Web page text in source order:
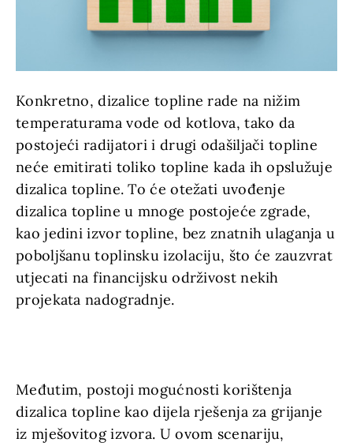
Konkretno, dizalice topline rade na nižim
temperaturama vode od kotlova, tako da
postojeći radijatori i drugi odašiljači topline
neće emitirati toliko topline kada ih opslužuje
dizalica topline. To će otežati uvođenje
dizalica topline u mnoge postojeće zgrade,
kao jedini izvor topline, bez znatnih ulaganja u
poboljšanu toplinsku izolaciju, što će zauzvrat
utjecati na financijsku održivost nekih
projekata nadogradnje.
Međutim, postoji mogućnosti korištenja
dizalica topline kao dijela rješenja za grijanje
iz mješovitog izvora. U ovom scenariju,